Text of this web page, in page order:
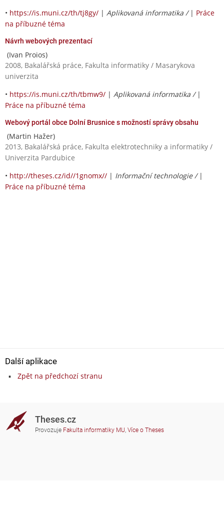
• https://is.muni.cz/th/tj8gy/ | Aplikovaná informatika / | Práce
na příbuzné téma
Návrh webových prezentací
(Ivan Proios)
2008, Bakalářská práce, Fakulta informatiky / Masarykova
univerzita
• https://is.muni.cz/th/tbmw9/ | Aplikovaná informatika / |
Práce na příbuzné téma
Webový portál obce Dolní Brusnice s možností správy obsahu
(Martin Hažer)
2013, Bakalářská práce, Fakulta elektrotechniky a informatiky /
Univerzita Pardubice
• http://theses.cz/id//1gnomx// | Informační technologie / |
Práce na příbuzné téma
Další aplikace
Zpět na předchozí stranu
Theses.cz
Provozuje Fakulta informatiky MU, Více o Theses